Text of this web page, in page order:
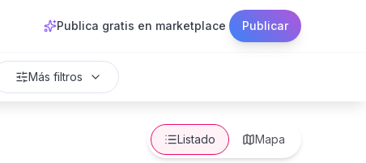
Publica gratis en marketplace Publicar
Más filtros
Listado Mapa